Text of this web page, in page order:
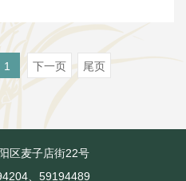
1 下一页 尾页
区麦子店街22号
、59194489